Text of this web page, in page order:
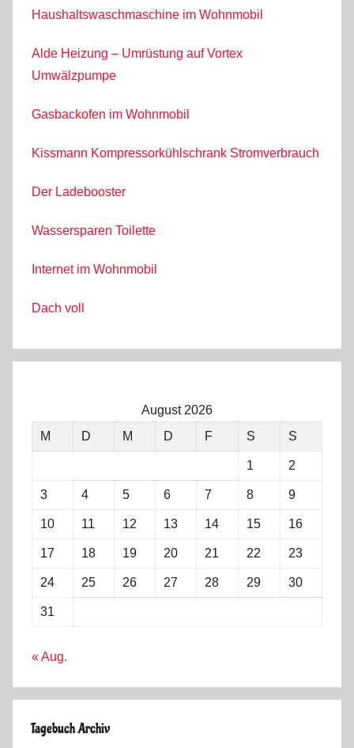
Haushaltswaschmaschine im Wohnmobil
Alde Heizung – Umrüstung auf Vortex
Umwälzpumpe
Gasbackofen im Wohnmobil
Kissmann Kompressorkühlschrank Stromverbrauch
Der Ladebooster
Wassersparen Toilette
Internet im Wohnmobil
Dach voll
August 2026
M
D M D F S S
1 2
3 4 5 6 7 8 9
10 11 12 13 14 15 16
17 18 19 20 21 22 23
24 25 26 27 28 29 30
31
« Aug.
Tagebuch Archiv